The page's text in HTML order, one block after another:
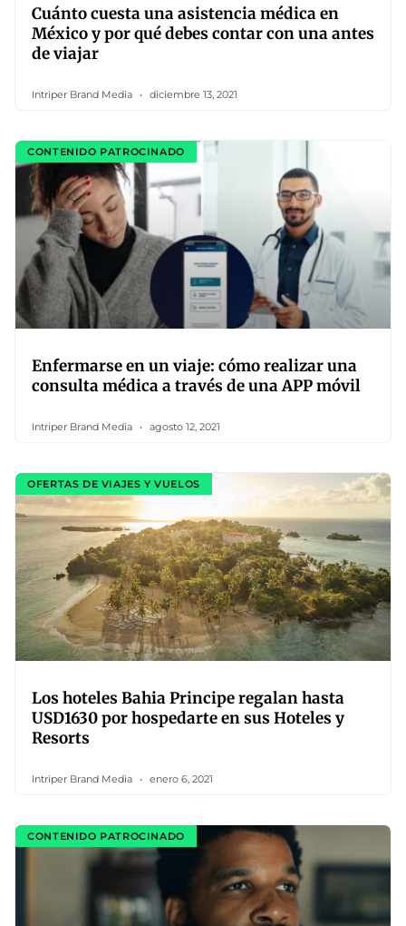
Cuánto cuesta una asistencia médica en
México y por qué debes contar con una antes
de viajar
Intriper Brand Media diciembre 13, 2021
CONTENIDO PATROCINADO
Enfermarse en un viaje: cómo realizar una
consulta médica a través de una APP móvil
Intriper Brand Media agosto 12, 2021
OFERTAS DE VIAJES Y VUELOS
Los hoteles Bahia Principe regalan hasta
USD1630 por hospedarte en sus Hoteles y
Resorts
Intriper Brand Media enero 6, 2021
CONTENIDO PATROCINADO